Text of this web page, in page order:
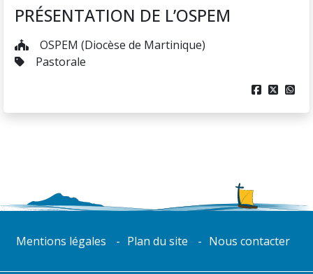
PRÉSENTATION DE L’OSPEM
OSPEM (Diocèse de Martinique)
Pastorale
  
Mentions légales Plan du site Nous contacter